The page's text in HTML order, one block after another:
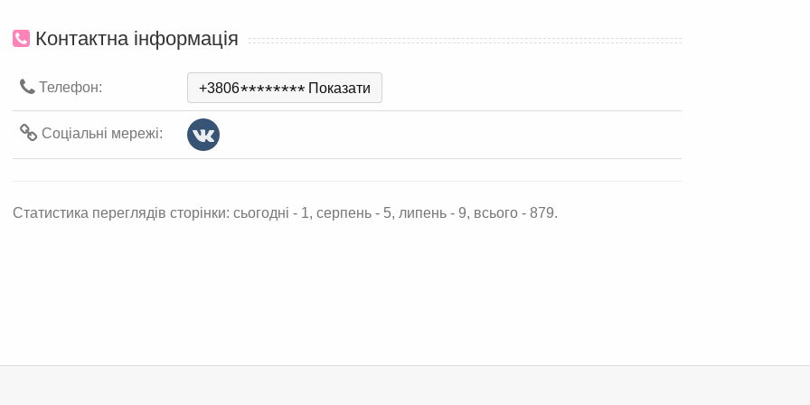
Контактна інформація
Телефон: +3806******** Показати
Соціальні мережі:
Статистика переглядів сторінки: сьогодні - 1, серпень - 5, липень - 9, всього - 879.